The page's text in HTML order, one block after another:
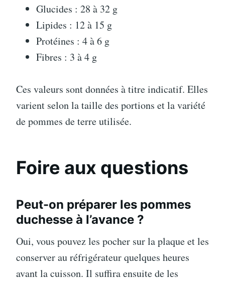
Glucides : 28 à 32 g
Lipides : 12 à 15 g
Protéines : 4 à 6 g
Fibres : 3 à 4 g
Ces valeurs sont données à titre indicatif. Elles
varient selon la taille des portions et la variété
de pommes de terre utilisée.
Foire aux questions
Peut-on préparer les pommes
duchesse à l’avance ?
Oui, vous pouvez les pocher sur la plaque et les
conserver au réfrigérateur quelques heures
avant la cuisson. Il suffira ensuite de les